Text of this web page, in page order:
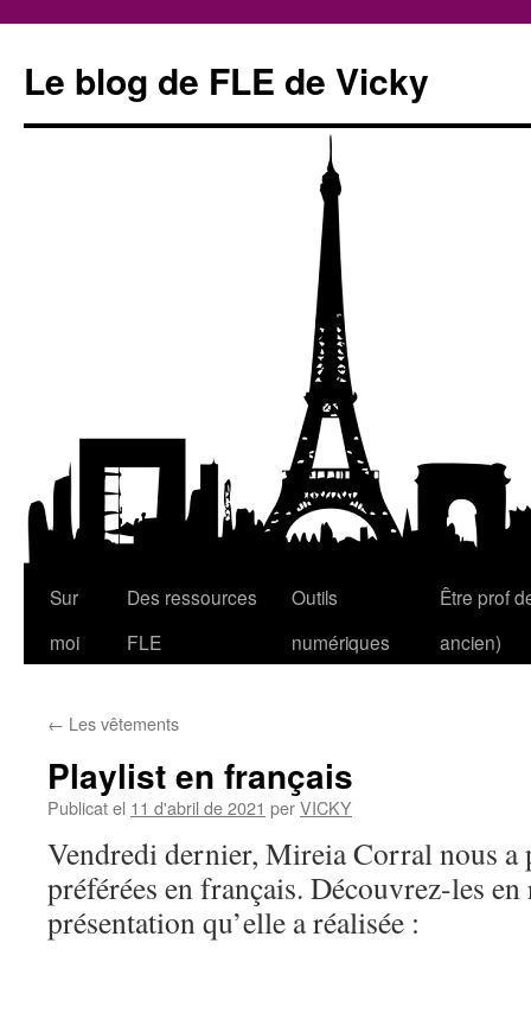
Le blog de FLE de Vicky
Vés
Sur
moi
Des ressources
FLE
Outils
numériques
Être prof
ancien)
← Les vêtements
Playlist en français
Publicat el 11 d'abril de 2021 perVICKY
Vendredi dernier, Mireia Corral nous a
préférées en français. Découvrez-les en
présentation qu’elle a réalisée :